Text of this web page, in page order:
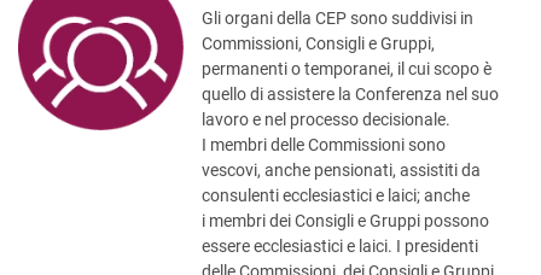
Gli organi della CEP sono suddivisi in
Commissioni, Consigli e Gruppi,
permanenti o temporanei, il cui scopo è
quello di assistere la Conferenza nel suo
lavoro e nel processo decisionale.
I membri delle Commissioni sono
vescovi, anche pensionati, assistiti da
consulenti ecclesiastici e laici; anche
i membri dei Consigli e Gruppi possono
essere ecclesiastici e laici. I presidenti